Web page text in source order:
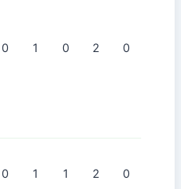
0 1 0 2 0
0 1 1 2 0